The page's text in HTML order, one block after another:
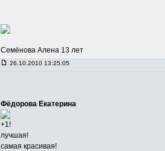
Семёнова Алена 13 лет
26.10.2010 13:25:05
Фёдорова Екатерина
+1!
лучшая!
самая красивая!